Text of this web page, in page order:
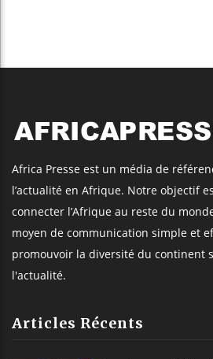
Africa Presse est un média de
l’actualité en Afrique. Notre objectif
connecter l’Afrique au reste du
moyen de communication simple et
promouvoir la diversité du continent
l'actualité.
Articles Récents